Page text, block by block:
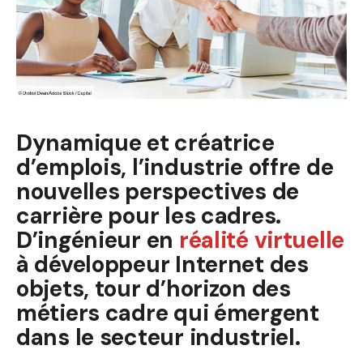
Dynamique et créatrice
d’emplois, l’industrie offre de
nouvelles perspectives de
carrière pour les cadres.
D’ingénieur en réalité virtuelle
à développeur Internet des
objets, tour d’horizon des
métiers cadre qui émergent
dans le secteur industriel.